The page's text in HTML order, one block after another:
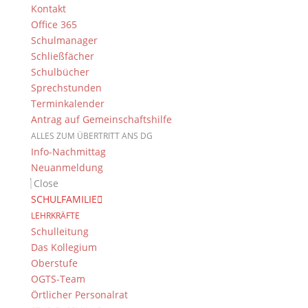
Kontakt
Office 365
Schulmanager
Schließfächer
Schulbücher
Sprechstunden
Terminkalender
Antrag auf Gemeinschaftshilfe
ALLES ZUM ÜBERTRITT ANS DG
Info-Nachmittag
Neuanmeldung
Close
SCHULFAMILIE
LEHRKRÄFTE
Schulleitung
Das Kollegium
Oberstufe
OGTS-Team
Örtlicher Personalrat
für die 12. Jahrgangsstufe
von DG und CG in
Zusammenarbeit mit den
Rotary-Clubs und Inner
Wheel Bamberg
9. Februar 2026
Dieses Schuljahr war das Clavius-Gymnasium
Gastgeber des gemeinsamen Berufsinfotages, der im
Rahmen des Aufbaumoduls zur beruflichen
Orientierung (ABO) für die 12. Jahrgangsstufen der
beiden Gymnasien stattfand.
In zwei aufeinanderfolgenden Runden erhielten die
Teilnehmenden praxisnahe Einblicke in